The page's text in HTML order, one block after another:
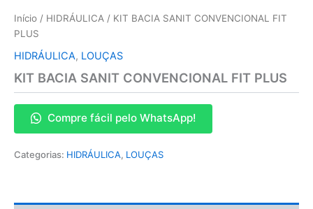
Início / HIDRÁULICA / KIT BACIA SANIT CONVENCIONAL FIT
PLUS
HIDRÁULICA, LOUÇAS
KIT BACIA SANIT CONVENCIONAL FIT PLUS
Compre fácil pelo WhatsApp!
Categorias: HIDRÁULICA, LOUÇAS